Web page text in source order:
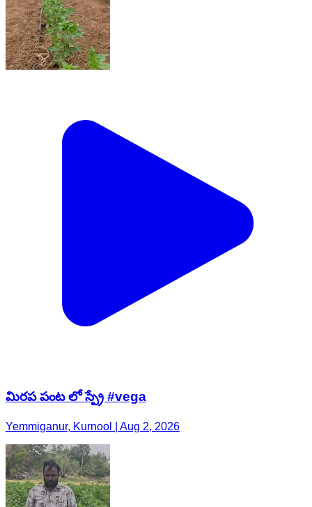
మిరప పంట లో స్ప్రే #vega
Yemmiganur, Kurnool | Aug 2, 2026